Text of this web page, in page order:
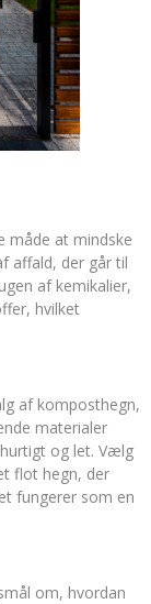
måde at mindske
affald, der går til
af kemikalier,
hvilket
af komposthegn,
materialer
og let. Vælg
flot hegn, der
fungerer som en
om, hvordan